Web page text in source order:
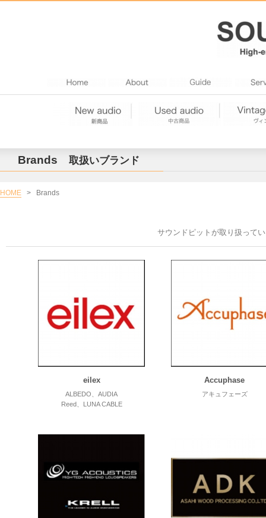
Brands 取扱いブランド
HOME > Brands
サウンドピットが取り扱って
eilex
ALBEDO、AUDIA
Reed、LUNA CABLE
Accuphase
アキュフェーズ